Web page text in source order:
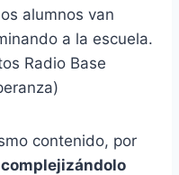
contenido, por